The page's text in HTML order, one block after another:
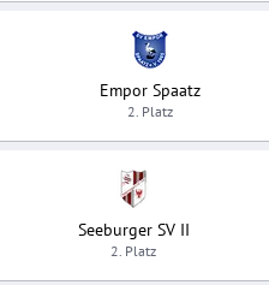
Empor Spaatz
2. Platz
Seeburger SV II
2. Platz